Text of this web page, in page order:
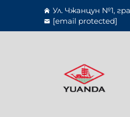
Ул. Чжанцун №1,
[email protected]